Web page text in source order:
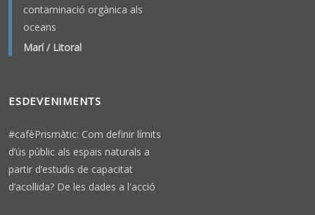
contaminació orgànica als
oceans
Marí / Litoral
ESDEVENIMENTS
#cafèPrismàtic: Com definir límits
d’ús públic als espais naturals a
partir d’estudis de capacitat
d’acollida? De les dades a l'acció